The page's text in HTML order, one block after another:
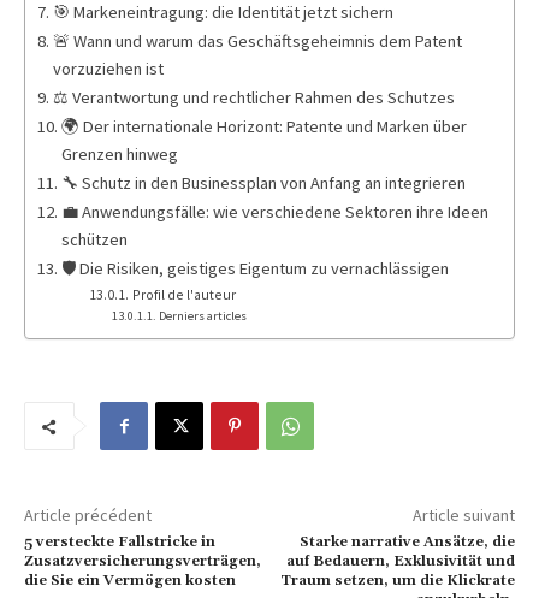
🎯 Markeneintragung: die Identität jetzt sichern
🚨 Wann und warum das Geschäftsgeheimnis dem Patent
vorzuziehen ist
⚖️ Verantwortung und rechtlicher Rahmen des Schutzes
🌍 Der internationale Horizont: Patente und Marken über
Grenzen hinweg
🔧 Schutz in den Businessplan von Anfang an integrieren
💼 Anwendungsfälle: wie verschiedene Sektoren ihre Ideen
schützen
🛡️ Die Risiken, geistiges Eigentum zu vernachlässigen
Profil de l'auteur
Derniers articles
Article précédent
5 versteckte Fallstricke in
Zusatzversicherungsverträgen,
die Sie ein Vermögen kosten
Article suivant
Starke narrative Ansätze, die
auf Bedauern, Exklusivität und
Traum setzen, um die Klickrate